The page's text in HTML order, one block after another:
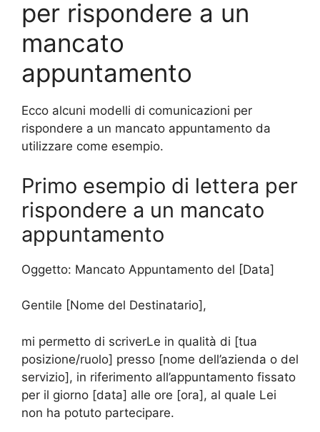
per rispondere a un
mancato
appuntamento
Ecco alcuni modelli di comunicazioni per
rispondere a un mancato appuntamento da
utilizzare come esempio.
Primo esempio di lettera per
rispondere a un mancato
appuntamento
Oggetto: Mancato Appuntamento del [Data]
Gentile [Nome del Destinatario],
mi permetto di scriverLe in qualità di [tua
posizione/ruolo] presso [nome dell’azienda o del
servizio], in riferimento all’appuntamento fissato
per il giorno [data] alle ore [ora], al quale Lei
non ha potuto partecipare.